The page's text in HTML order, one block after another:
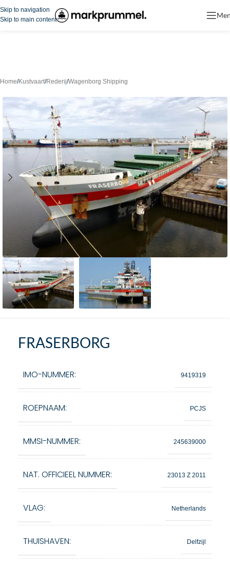
Skip to navigation
Skip to main content
Home/Kustvaart/Rederij/Wagenborg Shipping
FRASERBORG
IMO-NUMMER: 9419319
ROEPNAAM: PCJS
MMSI-NUMMER: 245639000
NAT. OFFICIEEL NUMMER: 23013 Z 2011
VLAG: Netherlands
THUISHAVEN: Delfzijl